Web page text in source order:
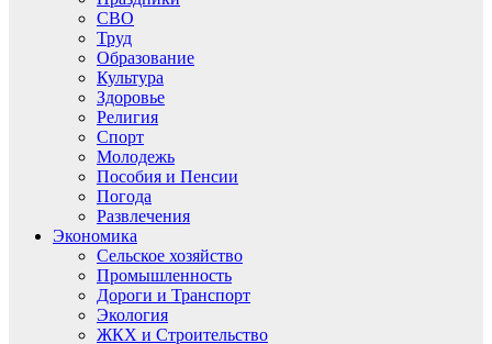
СВО
Труд
Образование
Культура
Здоровье
Религия
Спорт
Молодежь
Пособия и Пенсии
Погода
Развлечения
Экономика
Сельское хозяйство
Промышленность
Дороги и Транспорт
Экология
ЖКХ и Строительство